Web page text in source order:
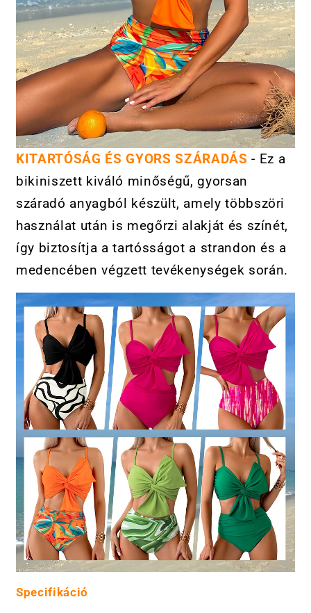
KITARTÓSÁG ÉS GYORS SZÁRADÁS - Ez a
bikiniszett kiváló minőségű, gyorsan
száradó anyagból készült, amely többszöri
használat után is megőrzi alakját és színét,
így biztosítja a tartósságot a strandon és a
medencében végzett tevékenységek során.
Specifikáció